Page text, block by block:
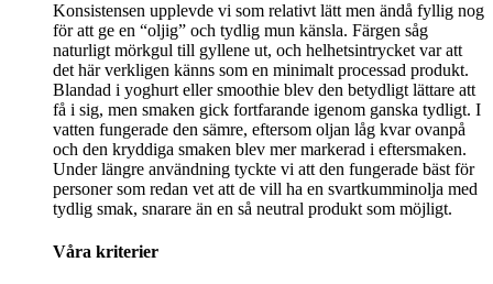
Konsistensen upplevde vi som relativt lätt men ändå fyllig nog
för att ge en “oljig” och tydlig mun känsla. Färgen såg
naturligt mörkgul till gyllene ut, och helhetsintrycket var att
det här verkligen känns som en minimalt processad produkt.
Blandad i yoghurt eller smoothie blev den betydligt lättare att
få i sig, men smaken gick fortfarande igenom ganska tydligt. I
vatten fungerade den sämre, eftersom oljan låg kvar ovanpå
och den kryddiga smaken blev mer markerad i eftersmaken.
Under längre användning tyckte vi att den fungerade bäst för
personer som redan vet att de vill ha en svartkumminolja med
tydlig smak, snarare än en så neutral produkt som möjligt.
Våra kriterier